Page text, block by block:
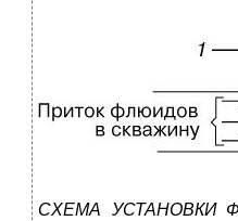
СХЕМА УСТАНОВКИ